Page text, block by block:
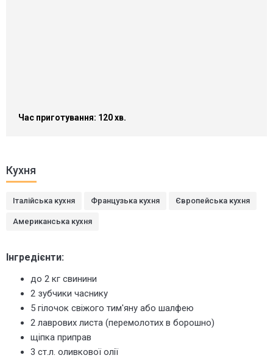
Час приготування: 120 хв.
Кухня
Італійська кухня Французька кухня Європейська кухня
Американська кухня
Інгредієнти:
до 2 кг свинини
2 зубчики часнику
5 гілочок свіжого тим'яну або шалфею
2 лаврових листа (перемолотих в борошно)
щіпка приправ
3 ст.л. оливкової олії